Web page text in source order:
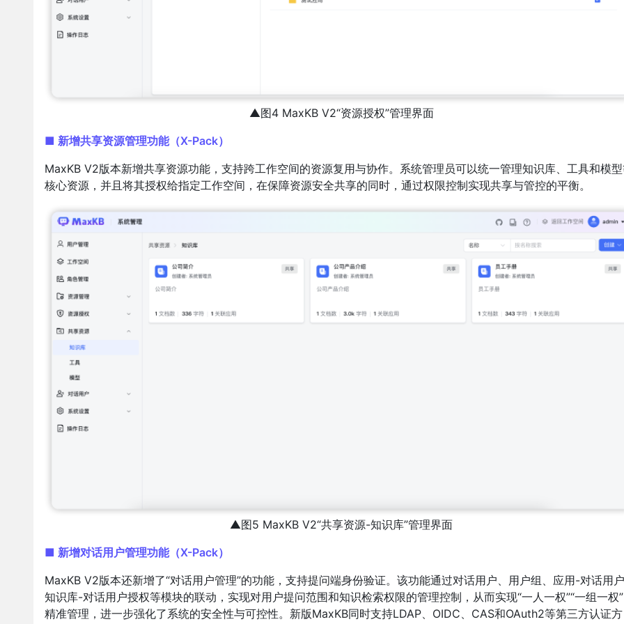
▲图4 MaxKB V2“资源授权”管理界面
■ 新增共享资源管理功能（X-Pack）
MaxKB V2版本新增共享资源功能，支持跨工作空间的资源复用与协作。系统管理员可以统一管理知识库、工具和模
核心资源，并且将其授权给指定工作空间，在保障资源安全共享的同时，通过权限控制实现共享与管控的平衡。
▲图5 MaxKB V2“共享资源-知识库”管理界面
■ 新增对话用户管理功能（X-Pack）
MaxKB V2版本还新增了“对话用户管理”的功能，支持提问端身份验证。该功能通过对话用户、用户组、应用-对话用
知识库-对话用户授权等模块的联动，实现对用户提问范围和知识检索权限的管理控制，从而实现“一人一权”“一组一权
精准管理，进一步强化了系统的安全性与可控性。新版MaxKB同时支持LDAP、OIDC、CAS和OAuth2等第三方认证方